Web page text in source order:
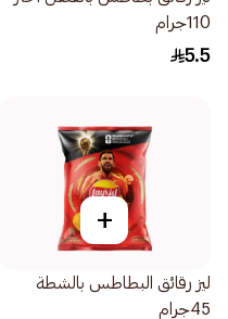
110جرام
5.5
+
ليز رقائق البطاطس بالشطة
45جرام